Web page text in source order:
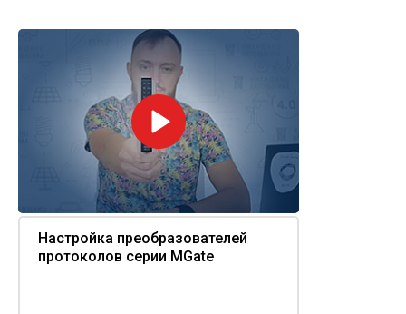
Настройка преобразователей
протоколов серии MGate